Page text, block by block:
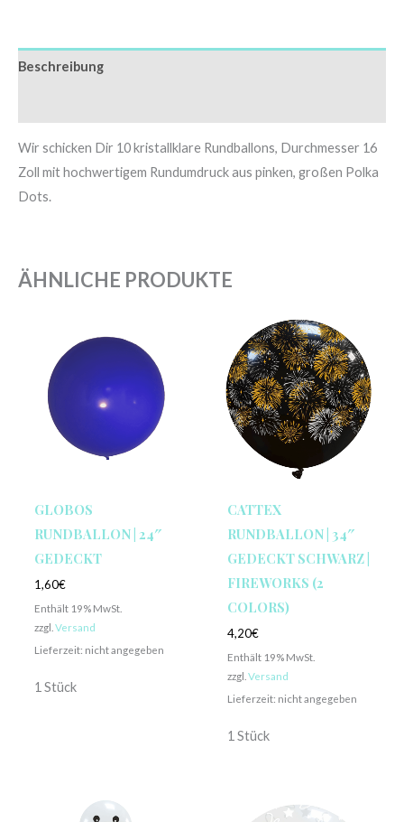
Beschreibung
Wir schicken Dir 10 kristallklare Rundballons, Durchmesser 16
Zoll mit hochwertigem Rundumdruck aus pinken, großen Polka
Dots.
ÄHNLICHE PRODUKTE
GLOBOS
RUNDBALLON | 24″
GEDECKT
1,60€
Enthält 19% MwSt.
zzgl. Versand
Lieferzeit: nicht angegeben
1 Stück
CATTEX
RUNDBALLON | 34″
GEDECKT SCHWARZ |
FIREWORKS (2
COLORS)
4,20€
Enthält 19% MwSt.
zzgl. Versand
Lieferzeit: nicht angegeben
1 Stück